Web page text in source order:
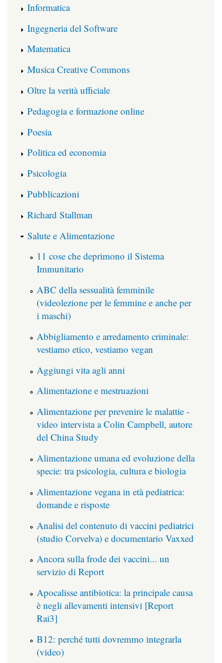
Informatica
Ingegneria del Software
Matematica
Musica Creative Commons
Oltre la verità ufficiale
Pedagogia e formazione online
Poesia
Politica ed economia
Psicologia
Pubblicazioni
Richard Stallman
Salute e Alimentazione
11 cose che deprimono il Sistema
Immunitario
ABC della sessualità femminile
(videolezione per le femmine e anche per
i maschi)
Abbigliamento e arredamento criminale:
vestiamo etico, vestiamo vegan
Aggiungi vita agli anni
Alimentazione e mestruazioni
Alimentazione per prevenire le malattie -
video intervista a Colin Campbell, autore
del China Study
Alimentazione umana ed evoluzione della
specie: tra psicologia, cultura e biologia
Alimentazione vegana in età pediatrica:
domande e risposte
Analisi del contenuto di vaccini pediatrici
(studio Corvelva) e documentario Vaxxed
Ancora sulla frode dei vaccini... un
servizio di Report
Apocalisse antibiotica: la principale causa
è negli allevamenti intensivi [Report
Rai3]
B12: perché tutti dovremmo integrarla
(video)